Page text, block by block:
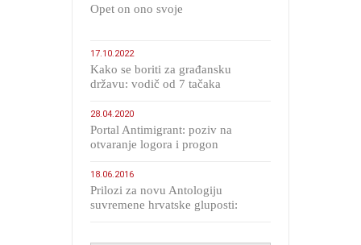
​Opet on ono svoje
17.10.2022
Kako se boriti za građansku
državu: vodič od 7 tačaka
28.04.2020
Portal Antimigrant: poziv na
otvaranje logora i progon
18.06.2016
Prilozi za novu Antologiju
suvremene hrvatske gluposti: